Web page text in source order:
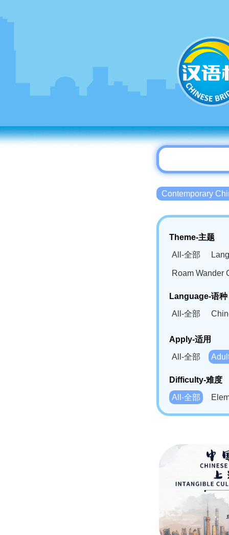
Contemporary
Theme-主题
All-全部
Roam Wander
Language-语种
All-全部
Bahasa
Swahili(SW)-
Apply-适用
All-全部
Difficulty-难度
All-全部